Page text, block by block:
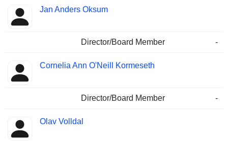
Jan Anders Oksum
Director/Board Member -
Cornelia Ann O'Neill Kormeseth
Director/Board Member -
Olav Volldal